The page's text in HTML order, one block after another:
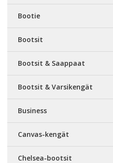
Bootie
Bootsit
Bootsit & Saappaat
Bootsit & Varsikengät
Business
Canvas-kengät
Chelsea-bootsit